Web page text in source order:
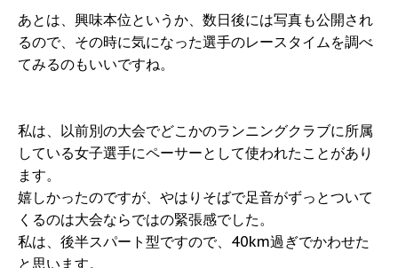
あとは、興味本位というか、数日後には写真も公開され
るので、その時に気になった選手のレースタイムを調べ
てみるのもいいですね。
私は、以前別の大会でどこかのランニングクラブに所属
している女子選手にペーサーとして使われたことがあり
ます。
嬉しかったのですが、やはりそばで足音がずっとついて
くるのは大会ならではの緊張感でした。
私は、後半スパート型ですので、40km過ぎでかわせた
と思います。